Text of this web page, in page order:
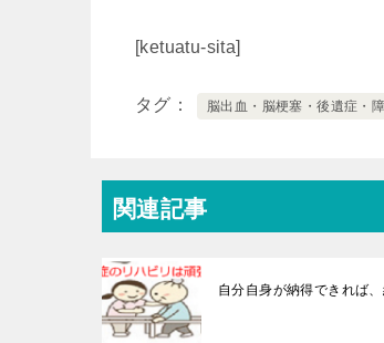
[ketuatu-sita]
タグ 脳出血・脳梗塞・後遺症・
関連記事
自分自身が納得できれば